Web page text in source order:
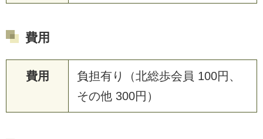
費用
費用
負担有り（北総歩会員 100円、
その他 300円）